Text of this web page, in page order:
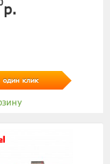
р.
один клик